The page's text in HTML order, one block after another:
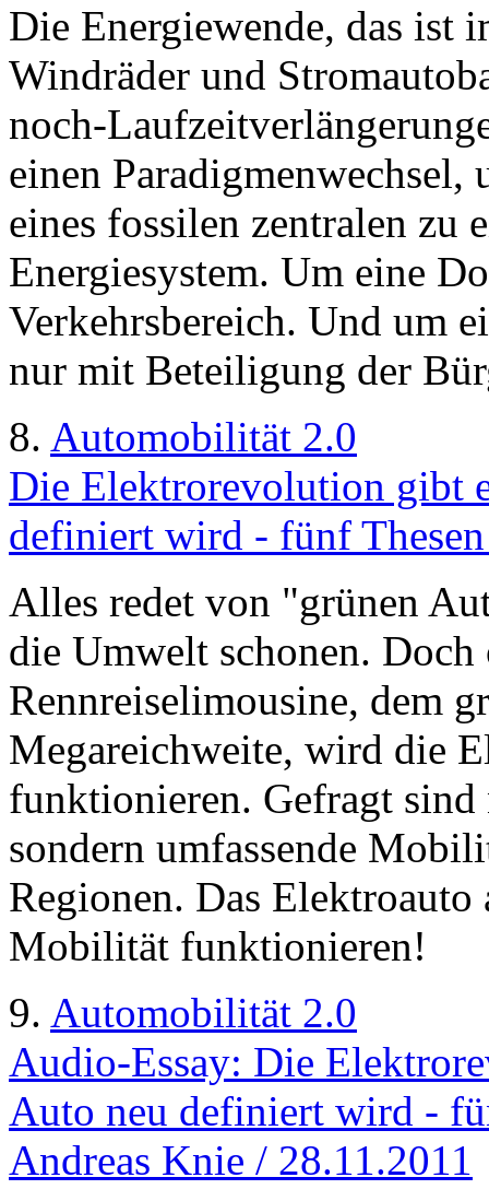
Die Energiewende, das ist
Windräder und
noch-
einen Paradigmenwechsel,
eines fossilen zentralen zu
Energiesystem. Um eine
Verkehrsbereich. Und um
nur mit Beteiligung der
8. Automobilität 2.0
Die Elektrorevolution gibt
definiert wird - fünf
Alles redet von "grünen
die Umwelt schonen.
Rennreiselimousine, dem
Megareichweite, wird die
funktionieren. Gefragt
sondern umfassende
Regionen. Das
Mobilität funktionieren!
9. Automobilität 2.0
Audio-Essay: Die
Auto neu definiert wird -
Andreas Knie / 28.11.2011